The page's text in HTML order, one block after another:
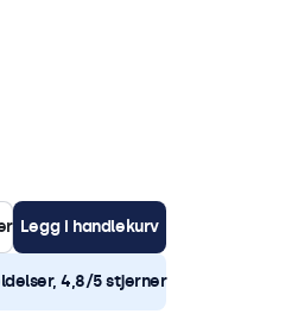
Legg i handlekurv
4,8/5 stjerner